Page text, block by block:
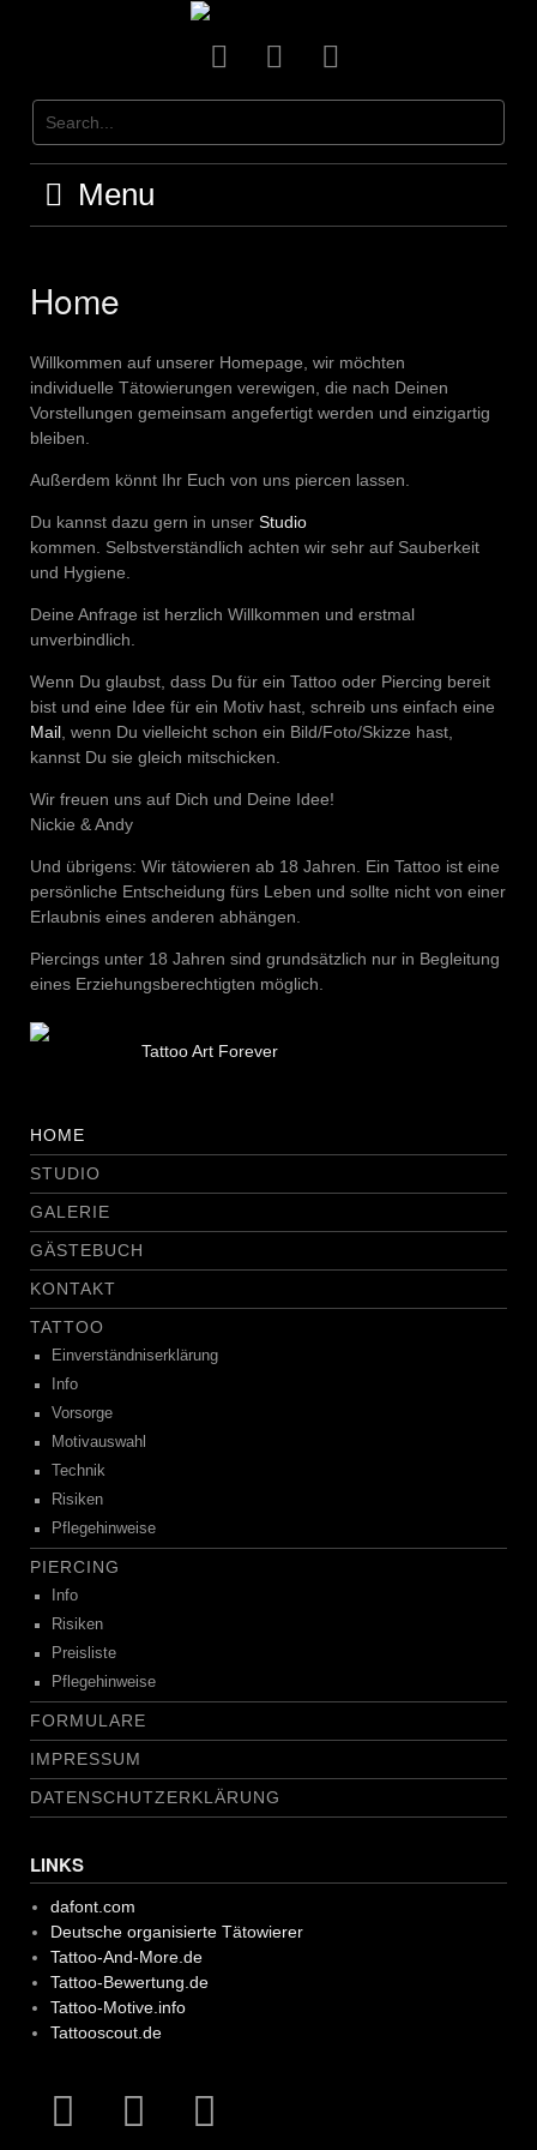
FacebookInstagramKontakt
Menu
Home
Willkommen auf unserer Homepage, wir möchten
individuelle Tätowierungen verewigen, die nach Deinen
Vorstellungen gemeinsam angefertigt werden und einzigartig
bleiben.
Außerdem könnt Ihr Euch von uns piercen lassen.
Du kannst dazu gern in unser Studio
kommen. Selbstverständlich achten wir sehr auf Sauberkeit
und Hygiene.
Deine Anfrage ist herzlich Willkommen und erstmal
unverbindlich.
Wenn Du glaubst, dass Du für ein Tattoo oder Piercing bereit
bist und eine Idee für ein Motiv hast, schreib uns einfach eine
Mail , wenn Du vielleicht schon ein Bild/Foto/Skizze hast,
kannst Du sie gleich mitschicken.
Wir freuen uns auf Dich und Deine Idee!
Nickie & Andy
Und übrigens: Wir tätowieren ab 18 Jahren. Ein Tattoo ist eine
persönliche Entscheidung fürs Leben und sollte nicht von einer
Erlaubnis eines anderen abhängen.
Piercings unter 18 Jahren sind grundsätzlich nur in Begleitung
eines Erziehungsberechtigten möglich.
Tattoo Art Forever
HOME
STUDIO
GALERIE
GÄSTEBUCH
KONTAKT
TATTOO
Einverständniserklärung
Info
Vorsorge
Motivauswahl
Technik
Risiken
Pflegehinweise
PIERCING
Info
Risiken
Preisliste
Pflegehinweise
FORMULARE
IMPRESSUM
DATENSCHUTZERKLÄRUNG
LINKS
dafont.com
Deutsche organisierte Tätowierer
Tattoo-And-More.de
Tattoo-Bewertung.de
Tattoo-Motive.info
Tattooscout.de